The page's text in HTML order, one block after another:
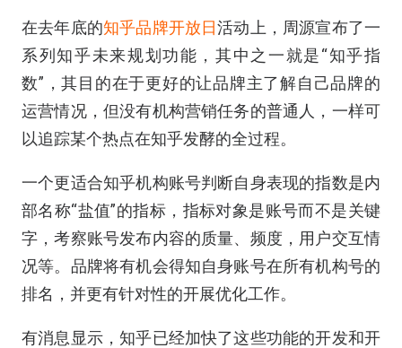
在去年底的知乎品牌开放日活动上，周源宣布了一
系列知乎未来规划功能，其中之一就是“知乎指
数”，其目的在于更好的让品牌主了解自己品牌的
运营情况，但没有机构营销任务的普通人，一样可
以追踪某个热点在知乎发酵的全过程。
一个更适合知乎机构账号判断自身表现的指数是内
部名称“盐值”的指标，指标对象是账号而不是关键
字，考察账号发布内容的质量、频度，用户交互情
况等。品牌将有机会得知自身账号在所有机构号的
排名，并更有针对性的开展优化工作。
有消息显示，知乎已经加快了这些功能的开发和开